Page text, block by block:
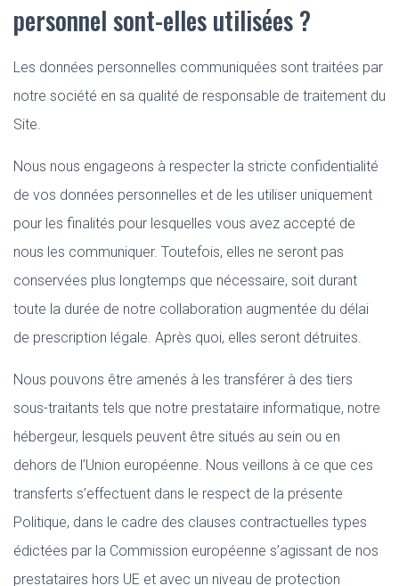
personnel sont-elles utilisées ?
Les données personnelles communiquées sont traitées par
notre société en sa qualité de responsable de traitement du
Site.
Nous nous engageons à respecter la stricte confidentialité
de vos données personnelles et de les utiliser uniquement
pour les finalités pour lesquelles vous avez accepté de
nous les communiquer. Toutefois, elles ne seront pas
conservées plus longtemps que nécessaire, soit durant
toute la durée de notre collaboration augmentée du délai
de prescription légale. Après quoi, elles seront détruites.
Nous pouvons être amenés à les transférer à des tiers
sous-traitants tels que notre prestataire informatique, notre
hébergeur, lesquels peuvent être situés au sein ou en
dehors de l’Union européenne. Nous veillons à ce que ces
transferts s’effectuent dans le respect de la présente
Politique, dans le cadre des clauses contractuelles types
édictées par la Commission européenne s’agissant de nos
prestataires hors UE et avec un niveau de protection